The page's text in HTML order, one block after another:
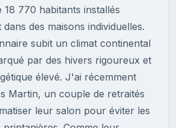
18 770 habitants installés
des maisons individuelles.
subit un climat continental
par des hivers rigoureux et
élevé. J'ai récemment
Martin, un couple de retraités
leur salon pour éviter les